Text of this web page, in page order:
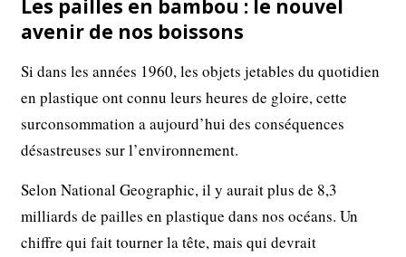
Les pailles en bambou : le nouvel
avenir de nos boissons
Si dans les années 1960, les objets jetables du quotidien
en plastique ont connu leurs heures de gloire, cette
surconsommation a aujourd’hui des conséquences
désastreuses sur l’environnement.
Selon National Geographic, il y aurait plus de 8,3
milliards de pailles en plastique dans nos océans. Un
chiﬀre qui fait tourner la tête, mais qui devrait